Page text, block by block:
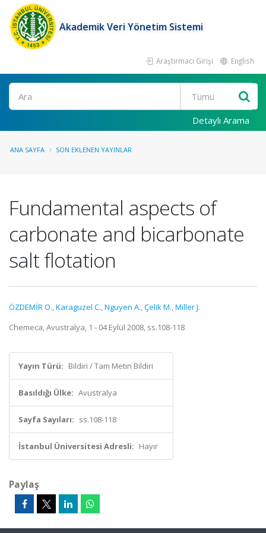
Akademik Veri Yönetim Sistemi
Araştırmacı Girişi English
Ara
Detaylı Arama
ANA SAYFA SON EKLENEN YAYINLAR
Fundamental aspects of
carbonate and bicarbonate
salt flotation
ÖZDEMİR O.,Karaguzel C.,Nguyen A.,Çelik M.,Miller J.
Chemeca, Avustralya, 1 - 04 Eylül 2008, ss.108-118
Yayın Türü: Bildiri / Tam Metin Bildiri
Basıldığı Ülke: Avustralya
Sayfa Sayıları: ss.108-118
İstanbul Üniversitesi Adresli: Hayır
Paylaş